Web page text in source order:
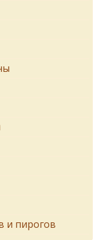
и пирогов